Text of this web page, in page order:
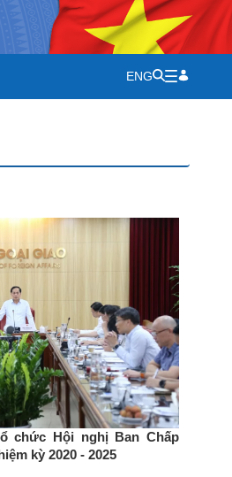
ENG
chức Hội nghị Ban Chấp
kỳ 2020 - 2025